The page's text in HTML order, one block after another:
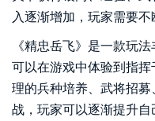
入逐渐增加，玩家需要不
《精忠岳飞》是一款玩
可以在游戏中体验到指
理的兵种培养、武将招
战，玩家可以逐渐提升